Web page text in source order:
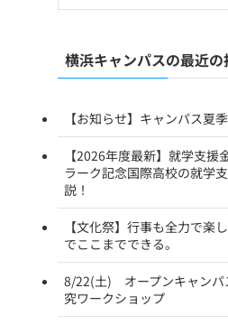
横浜キャンパスの最近の
【お知らせ】キャンパス夏
【2026年度最新】就学支援
ラーク記念国際高校の就学
説！
【文化祭】行事も全力で楽
でここまでできる。
8/22(土) オープンキャンパ
究ワークショップ